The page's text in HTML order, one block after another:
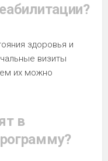
здоровья и
визиты
их можно
в